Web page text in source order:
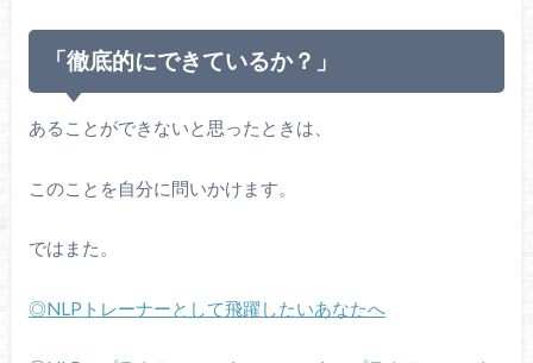
「徹底的にできているか？」
あることができないと思ったときは、
このことを自分に問いかけます。
ではまた。
◎NLP トレーナーとして飛躍したいあなたへ